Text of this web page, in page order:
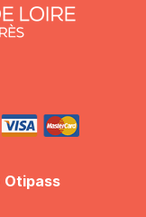
Otipass